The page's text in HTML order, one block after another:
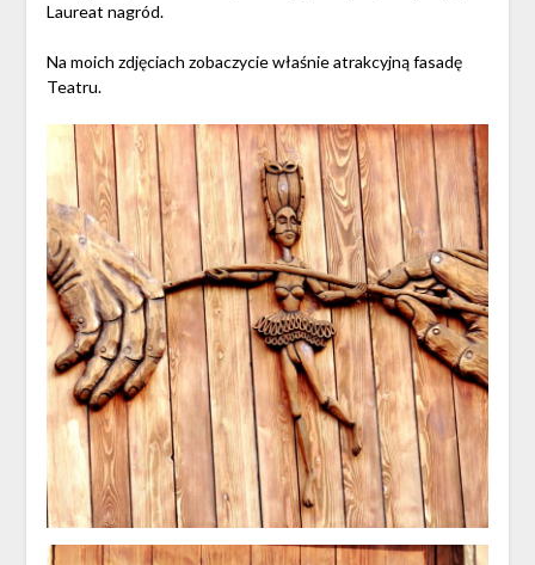
Laureat nagród.
Na moich zdjęciach zobaczycie właśnie atrakcyjną fasadę
Teatru.